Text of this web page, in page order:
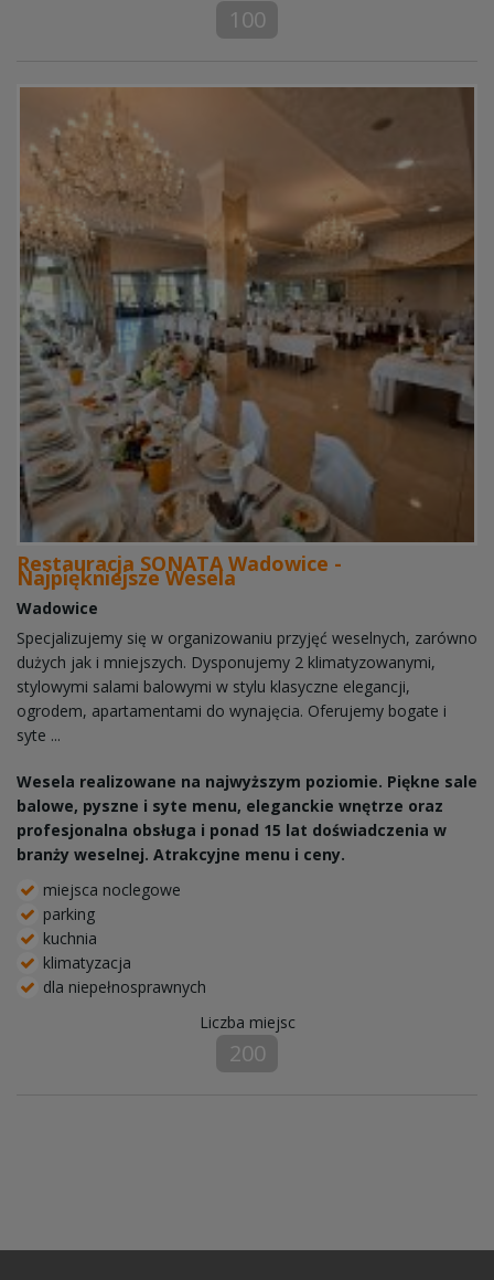
100
Restauracja SONATA Wadowice -
Najpiękniejsze Wesela
Wadowice
Specjalizujemy się w organizowaniu przyjęć weselnych, zarówno
dużych jak i mniejszych. Dysponujemy 2 klimatyzowanymi,
stylowymi salami balowymi w stylu klasyczne elegancji,
ogrodem, apartamentami do wynajęcia. Oferujemy bogate i
syte ...
Wesela realizowane na najwyższym poziomie. Piękne sale
balowe, pyszne i syte menu, eleganckie wnętrze oraz
profesjonalna obsługa i ponad 15 lat doświadczenia w
branży weselnej. Atrakcyjne menu i ceny.
miejsca noclegowe
parking
kuchnia
klimatyzacja
dla niepełnosprawnych
Liczba miejsc
200